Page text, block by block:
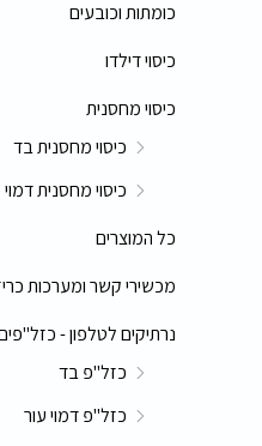
כומתות וכובעים
כיסוי דילדו
כיסוי מחסנית
כיסוי מחסנית בד
כיסוי מחסנית דמוי
כל המוצרים
מכשירי קשר ומערכות
נרתיקים לטלפון -
כזל"פ בד
כזל"פ דמוי עור